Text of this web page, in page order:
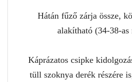
Hátán fűző zárja össze,
alakítható (34-38-as
Káprázatos csipke
tüll szoknya derék részére